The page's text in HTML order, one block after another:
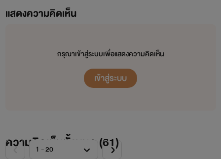
แสดงความคิดเห็น
กรุณาเข้าสู่ระบบเพื่อแสดงความคิดเห็น
เข้าสู่ระบบ
ความคิดเห็นทั้งหมด (61)